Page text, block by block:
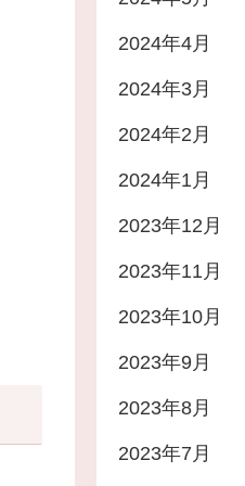
2024年4月
2024年3月
2024年2月
2024年1月
2023年12月
2023年11月
2023年10月
2023年9月
2023年8月
2023年7月